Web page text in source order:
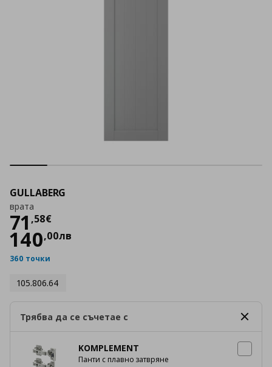
GULLABERG
врата
71 ,58€
Цена
140,00лв
360 точки
105.806.64
Трябва да се съчетае с
KOMPLEMENT
Панти с плавно затвряне